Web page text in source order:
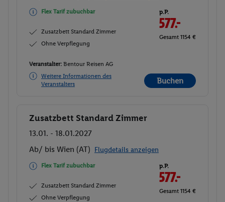
Flex Tarif zubuchbar
Zusatzbett Standard Zimmer
Ohne Verpflegung
p.P.
577.-
Gesamt 1154 €
Veranstalter: Bentour Reisen AG
Weitere Informationen des
Veranstalters
Buchen
Buchen
Zusatzbett Standard Zimmer
13.01. - 18.01.2027
Ab/ bis Wien (AT) Flugdetails anzeigen
Flex Tarif zubuchbar
Zusatzbett Standard Zimmer
Ohne Verpflegung
p.P.
577.-
Gesamt 1154 €